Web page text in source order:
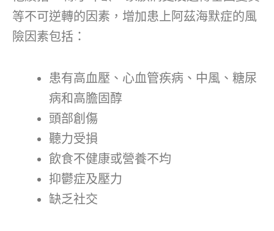
等不可逆轉的因素，增加患上阿茲海默症的風
險因素包括：
患有高血壓、心血管疾病、中風、糖尿
病和高膽固醇
頭部創傷
聽力受損
飲食不健康或營養不均
抑鬱症及壓力
缺乏社交